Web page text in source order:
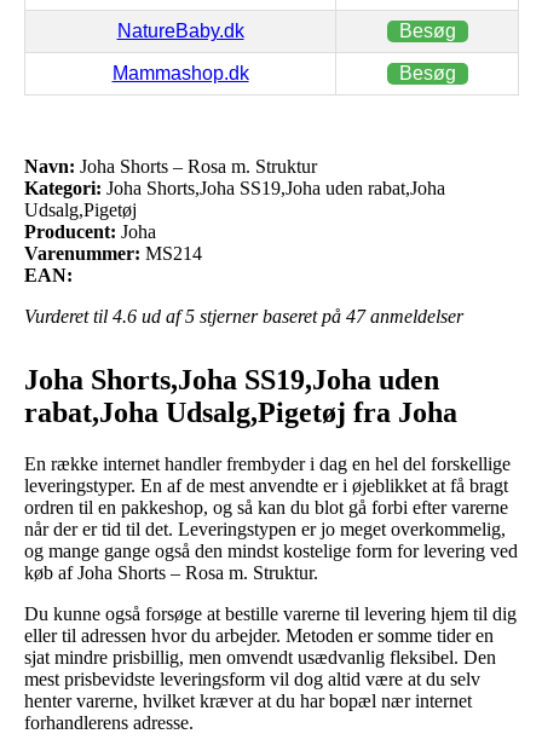
NatureBaby.dk Besøg
Mammashop.dk Besøg
Navn: Joha Shorts – Rosa m. Struktur
Kategori: Joha Shorts,Joha SS19,Joha uden rabat,Joha
Udsalg,Pigetøj
Producent: Joha
Varenummer: MS214
EAN:
Vurderet til 4.6 ud af 5 stjerner baseret på 47anmeldelser
Joha Shorts,Joha SS19,Joha uden
rabat,Joha Udsalg,Pigetøj fra Joha
En række internet handler frembyder i dag en hel del forskellige
leveringstyper. En af de mest anvendte er i øjeblikket at få bragt
ordren til en pakkeshop, og så kan du blot gå forbi efter varerne
når der er tid til det. Leveringstypen er jo meget overkommelig,
og mange gange også den mindst kostelige form for levering ved
køb af Joha Shorts – Rosa m. Struktur.
Du kunne også forsøge at bestille varerne til levering hjem til dig
eller til adressen hvor du arbejder. Metoden er somme tider en
sjat mindre prisbillig, men omvendt usædvanlig fleksibel. Den
mest prisbevidste leveringsform vil dog altid være at du selv
henter varerne, hvilket kræver at du har bopæl nær internet
forhandlerens adresse.